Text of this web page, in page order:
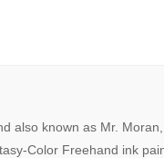
also known as Mr.
Color Freehand ink